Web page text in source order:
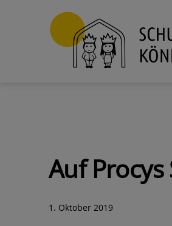
Auf
Veröffentlicht
1. Oktober 2019